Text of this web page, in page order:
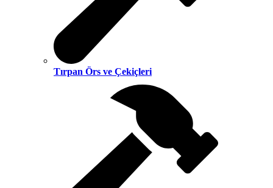
Tırpan Örs ve Çekiçleri